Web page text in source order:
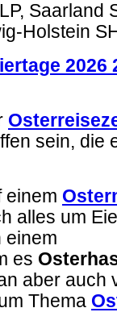
Saarland
Holstein
2026
sein, die
einem
alles um
einem
es
aber auch
Thema